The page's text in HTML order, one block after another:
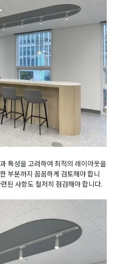
특성을 고려하여 최적의 레이아웃을
부분까지 꼼꼼하게 검토해야 합니
된 사항도 철저히 점검해야 합니다.